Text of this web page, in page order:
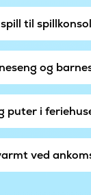
til
og
puter i
ved